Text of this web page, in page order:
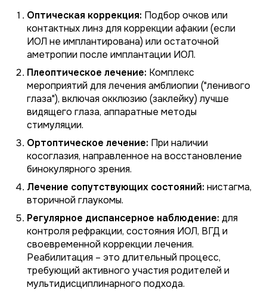
Оптическая коррекция: Подбор очков или
контактных линз для коррекции афакии (если
ИОЛ не имплантирована) или остаточной
аметропии после имплантации ИОЛ.
Плеоптическое лечение: Комплекс
мероприятий для лечения амблиопии ("ленивого
глаза"), включая окклюзию (заклейку) лучше
видящего глаза, аппаратные методы
стимуляции.
Ортоптическое лечение: При наличии
косоглазия, направленное на восстановление
бинокулярного зрения.
Лечение сопутствующих состояний: нистагма,
вторичной глаукомы.
Регулярное диспансерное наблюдение: для
контроля рефракции, состояния ИОЛ, ВГД и
своевременной коррекции лечения.
Реабилитация – это длительный процесс,
требующий активного участия родителей и
мультидисциплинарного подхода.